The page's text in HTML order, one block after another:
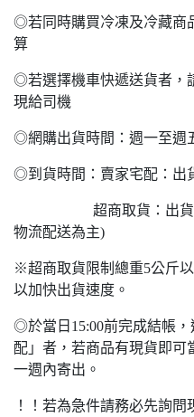
◎若同時購買冷凍及冷藏商
算
◎若選擇機車快遞送貨者，
現給司機
◎網購出貨時間：週一至週
◎到貨時間：賣家宅
超商取貨：出貨後２
物流配送為主)
※超商取貨限制總重5公斤
以加快出貨速度。
◎於當日15:00前完成結帳
配」者，若商品有現貨即可
一週內寄出。
！！若為急件請務必先詢問